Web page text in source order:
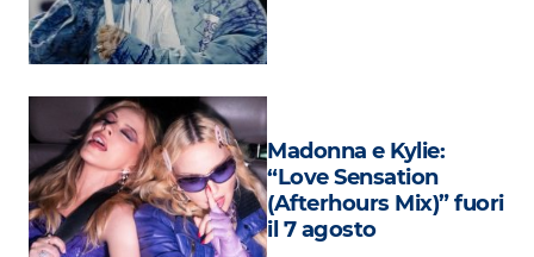
Madonna e Kylie:
“Love Sensation
(Afterhours Mix)” fuori
il 7 agosto